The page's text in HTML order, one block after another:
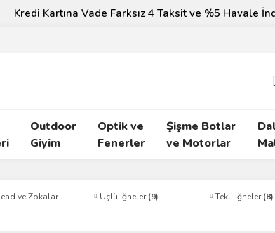
Kredi Kartına Vade Farksız 4 Taksit ve %5 Havale
Outdoor
Giyim
Optik ve
Fenerler
Şişme Botlar
ve Motorlar
ve Zokalar
Üçlü İğneler(9) Tekli İğneler(8)